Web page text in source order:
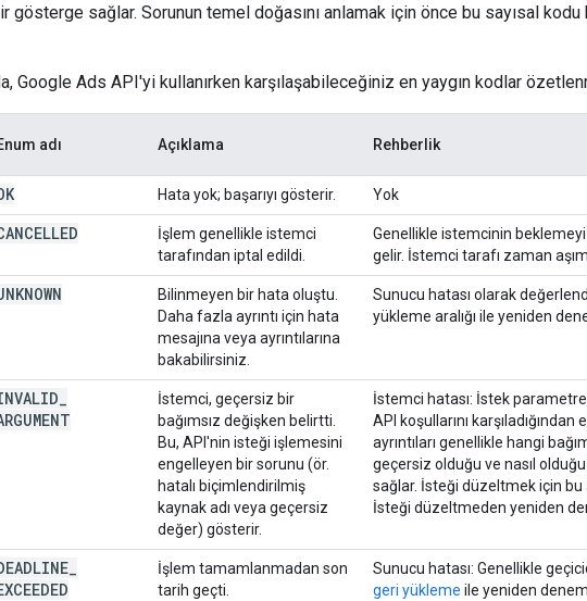
gösterge sağlar. Sorunun temel doğasını anlamak için önce bu sayısal
Google Ads API'yi kullanırken karşılaşabileceğiniz en yaygın kodlar
adı Açıklama Rehberlik
Hata yok; başarıyı gösterir. Yok
İşlem genellikle istemci
tarafından iptal edildi.
Genellikle istemcinin beklemeyi
gelir. İstemci tarafı zaman
Bilinmeyen bir hata oluştu.
Daha fazla ayrıntı için hata
mesajına veya ayrıntılarına
bakabilirsiniz.
Sunucu hatası olarak
yükleme aralığı ile yeniden
İstemci, geçersiz bir
bağımsız değişken belirtti.
Bu, API'nin isteği işlemesini
engelleyen bir sorunu (ör.
hatalı biçimlendirilmiş
kaynak adı veya geçersiz
değer) gösterir.
İstemci hatası: İstek
API koşullarını karşıladığından
ayrıntıları genellikle hangi
geçersiz olduğu ve nasıl
sağlar. İsteği düzeltmek için bu
İsteği düzeltmeden yeniden
İşlem tamamlanmadan son
tarih geçti.
Sunucu hatası: Genellikle
geri yükleme ile yeniden